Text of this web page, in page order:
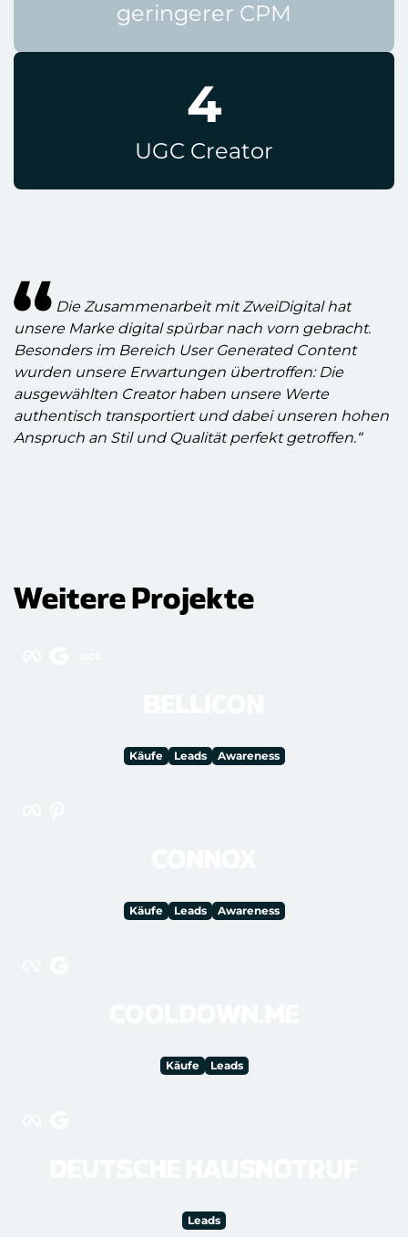
geringerer CPM
4
UGC Creator
Die Zusammenarbeit mit ZweiDigital hat
unsere Marke digital spürbar nach vorn gebracht.
Besonders im Bereich User Generated Content
wurden unsere Erwartungen übertroffen: Die
ausgewählten Creator haben unsere Werte
authentisch transportiert und dabei unseren hohen
Anspruch an Stil und Qualität perfekt getroffen.“
Weitere Projekte
Käufe Leads Awareness
Käufe Leads Awareness
Käufe Leads
Leads